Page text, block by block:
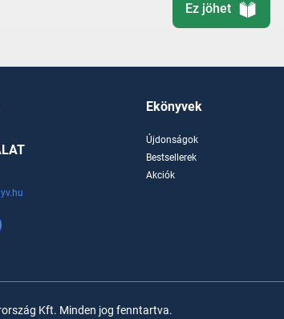
Ez jöhet
Ekönyvek
Újdonságok
Bestsellerek
Akciók
Kft. Minden jog fenntartva.